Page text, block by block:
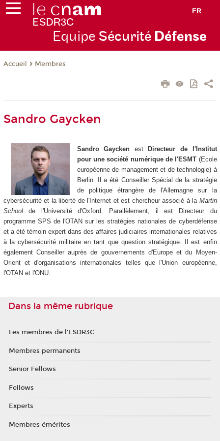
FR
Equipe Sécurité Défense
Accueil Membres
Sandro Gaycken
Sandro Gaycken est
Directeur de l'Institut
pour une société numérique de l'ESMT (Ecole
européenne de management et de technologie) à
Berlin. Il a été Conseiller Spécial de la stratégie
de politique étrangère de l'Allemagne sur la
cybersécurité et la liberté de l'Internet et est chercheur associé à la Martin
Schoolde l'Université d'Oxford. Parallèlement, il est Directeur du
programme SPS de l'OTAN sur les stratégies nationales de cyberdéfense
et a été témoin expert dans des affaires judiciaires internationales relatives
à la cybersécurité militaire en tant que question stratégique. Il est enfin
également Conseiller auprès de gouvernements d'Europe et du Moyen-
Orient et d'organisations internationales telles que l'Union européenne,
l'OTAN et l'ONU.
Dans la même rubrique
Les membres de l'ESDR3C
Membres permanents
Senior Fellows
Fellows
Experts
Membres émérites